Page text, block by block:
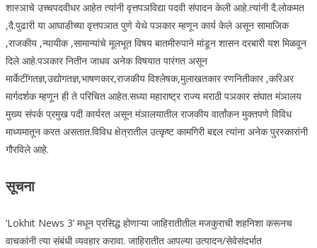
शास्ञाचे उच्चपदवीधर आहेत त्यांनी वृत्तपञविद्या पदवी संपादन केली आहे.त्यांनी दै.लोकमत
,दै.पुढारी या आघाडीच्या वृत्तपञात पुणे येथे पञकार म्हणून कार्य केले असून सामाजिक
,राजकीय ,न्यायीक ,सामान्यांचे मूलभूत विषय बातमीरुपाने मांडून शासन दरबारी यश मिळवून
दिले आहे.पञकार नितीन जाधव अनेक विषयात पारंगत असून
मार्केटींगतज्ञ,उद्योगतज्ञ,भाषणकार,राजकीय विश्लेषक,मुलाखतकार रणनितीकार ,करिअर
मार्गदर्शक म्हणून ही ते परिचित आहेत.सध्या महाराष्ट्र राज्य मराठी पञकार संघात मंञालय
मुख्य संपर्क प्रमुख पदी कार्यरत असून मंञालयातील राजकीय वार्तांकन मुक्तपणे विविध
माध्यमातून करत असतात.विविध क्षेत्रातील उत्कृष्ट कामगिरी बद्दल त्यांना अनेक पुरस्कारांनी
गौरविले आहे.
सूचना
‘Lokhit News 3’ मधून प्रसिद्ध होणाऱ्या जाहिरातीतील मजकुराची शहनिशा करूनच
वाचकांनी त्या संबंधी व्यवहार करावा. जाहिरातीत आपल्या उत्पादन/सेवेसंदर्भात